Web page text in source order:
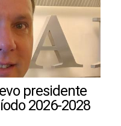
presidente
2026-2028